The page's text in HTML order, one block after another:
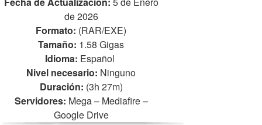
de 2026
Formato: (RAR/EXE)
Tamaño: 1.58 Gigas
Idioma: Español
Nivel necesario: Ninguno
Duración: (3h 27m)
Servidores: Mega – Mediafire –
Google Drive